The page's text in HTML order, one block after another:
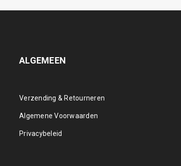
ALGEMEEN
Verzending & Retourneren
Algemene Voorwaarden
Privacybeleid